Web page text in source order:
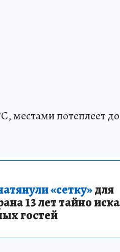
местами потеплеет
«сетку»для
13 лет тайно
гостей